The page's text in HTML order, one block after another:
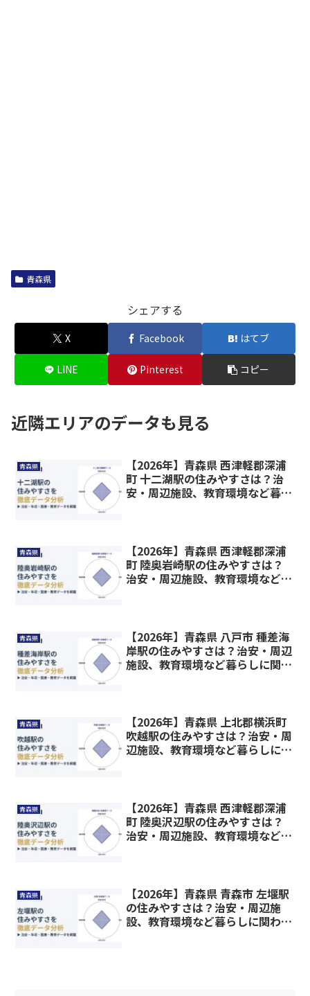
青森県
シェアする
X Facebook はてブ
LINE Pinterest コピー
近隣エリアのデータも見る
青森県
【2026年】青森県 西津軽郡深浦
町 十二湖駅の住みやすさは？治
安・周辺施設、教育環境など暮ら
青森県
【2026年】青森県 西津軽郡深浦
町 陸奥岩崎駅の住みやすさは？
治安・周辺施設、教育環境など暮
青森県
【2026年】青森県 八戸市 種差海
岸駅の住みやすさは？治安・周辺
施設、教育環境など暮らしに関わ
青森県
【2026年】青森県 上北郡横浜町
吹越駅の住みやすさは？治安・周
辺施設、教育環境など暮らしに関
青森県
【2026年】青森県 西津軽郡深浦
町 陸奥沢辺駅の住みやすさは？
治安・周辺施設、教育環境など暮
青森県
【2026年】青森県 青森市 左堰駅
の住みやすさは？治安・周辺施
設、教育環境など暮らしに関わる